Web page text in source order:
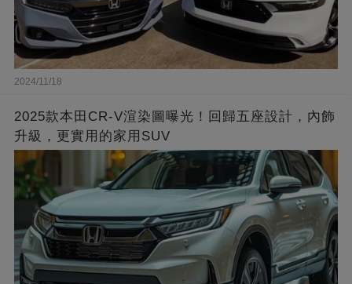
2024/11/18
2025款本田CR-V渲染圖曝光！回歸五座設計，內飾
升級，更實用的家用SUV